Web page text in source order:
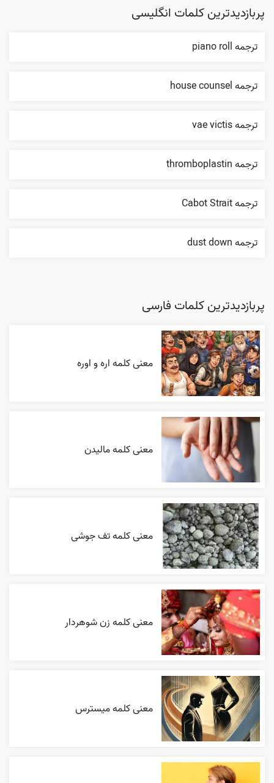
پربازدیدترین کلمات انگلیسی
ترجمه piano roll
ترجمه house counsel
ترجمه vae victis
ترجمه thromboplastin
ترجمه Cabot Strait
ترجمه dust down
پربازدیدترین کلمات فارسی
معنی کلمه اره و اوره
معنی کلمه مالیدن
معنی کلمه تف جوشی
معنی کلمه زن شوهردار
معنی کلمه میسترس